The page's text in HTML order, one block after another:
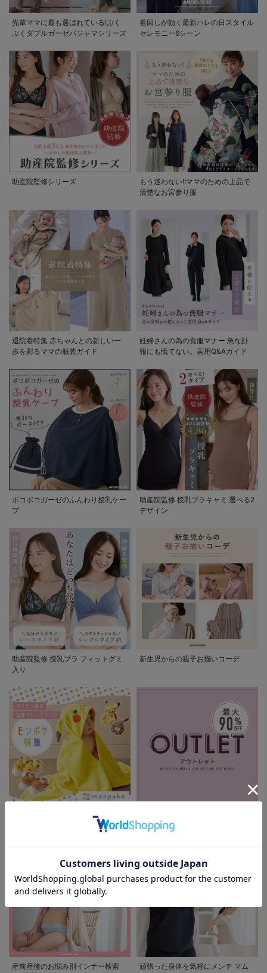
先輩ママに最も選ばれている!ぷく
ぷくダブルガーゼパジャマシリーズ
着回しが効く最新ハレの日スタイル
セレモニー6シーン
助産院監修シリーズ
もう迷わない!!ママのための上品で
清楚なお宮参り服
退院着特集 赤ちゃんとの新しい一
歩を彩るママの服装ガイド
妊婦さんの為の喪服マナー 急な訃
報にも慌てない。実用Q&Aガイド
ポコポコガーゼのふんわり授乳ケー
プ
助産院監修 授乳ブラキャミ 選べる2
デザイン
助産院監修 授乳ブラ フィットグミ
入り
新生児からの親子お揃いコーデ
産前産後のお悩み別インナー検索
頑張った身体を気軽にメンテ マム